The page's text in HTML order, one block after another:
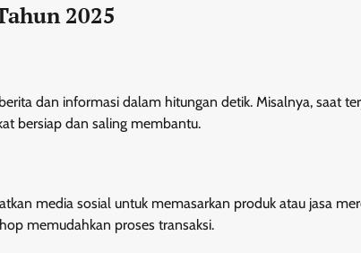
2025
dan informasi dalam hitungan detik. Misalnya, saat
bersiap dan saling membantu.
media sosial untuk memasarkan produk atau jasa
memudahkan proses transaksi.